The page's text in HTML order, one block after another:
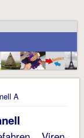
A